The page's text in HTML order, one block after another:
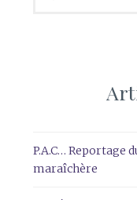
P.A.C… Reportage
maraîchère